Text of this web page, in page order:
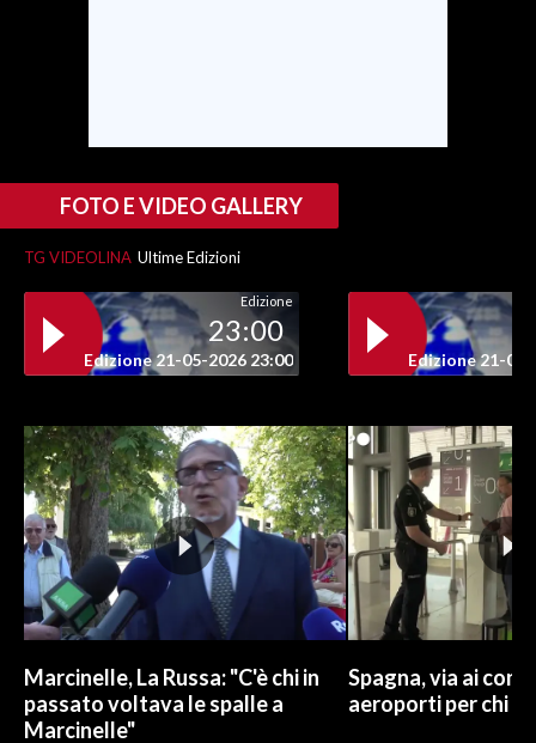
ABBONATI
PUBBLICITÀ
SPIAGGE
FOTO E VIDEO GALLERY
TG VIDEOLINA Ultime Edizioni
Edizione
23:00
Edizione 21-05-2026 23:00 Edizione 21-05-
Marcinelle, La Russa: "C'è chi in
passato voltava le spalle a
Marcinelle"
Spagna, via ai
aeroporti per chi